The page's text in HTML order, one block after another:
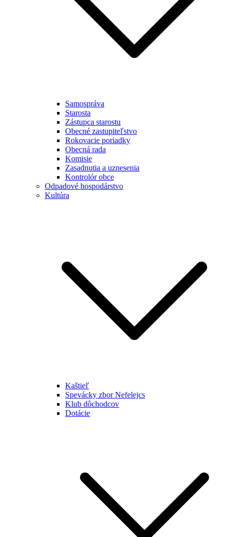
Samospráva
Starosta
Zástupca starostu
Obecné zastupiteľstvo
Rokovacie poriadky
Obecná rada
Komisie
Zasadnutia a uznesenia
Kontrolór obce
Odpadové hospodárstvo
Kultúra
Kaštieľ
Spevácky zbor Nefelejcs
Klub dôchodcov
Dotácie